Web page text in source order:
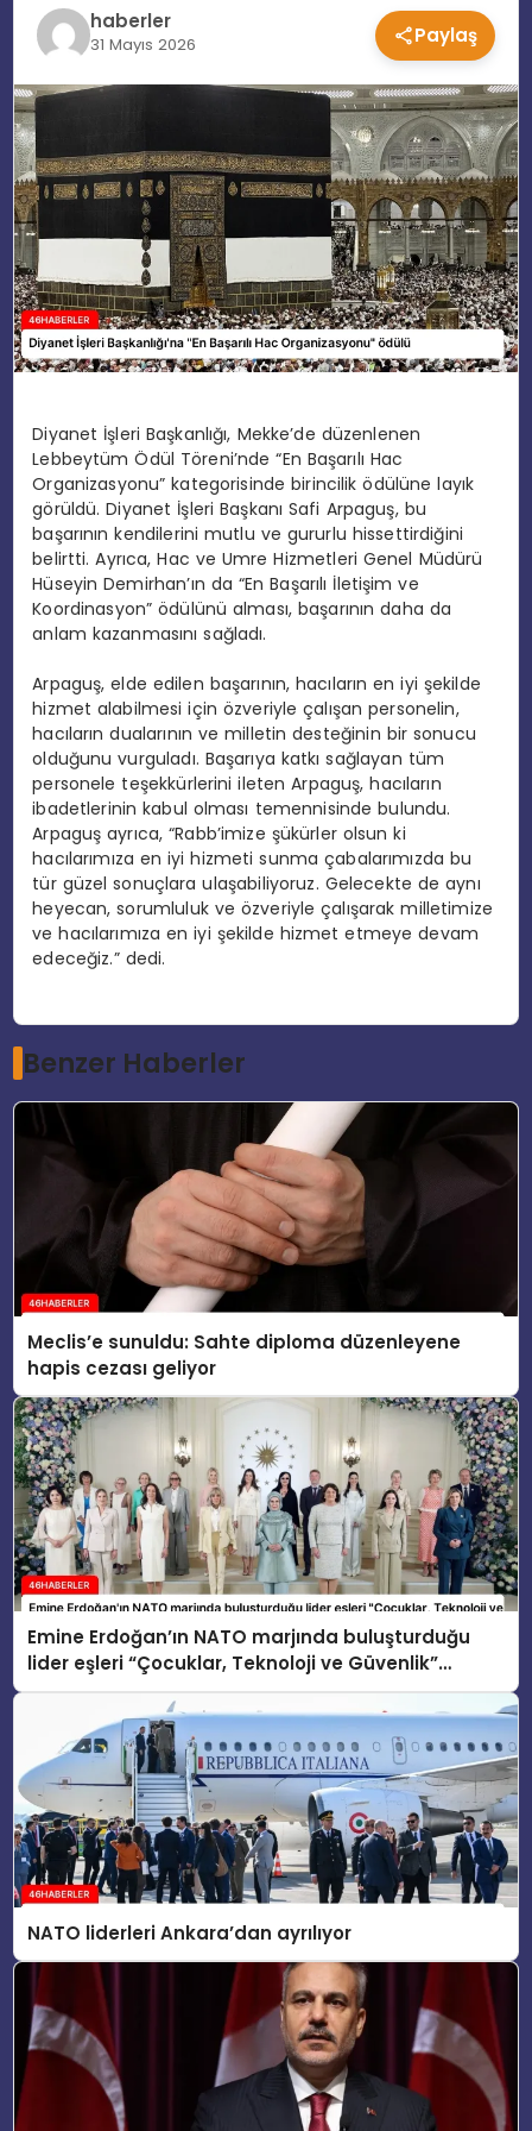
EĞITIM
MAGAZIN
SPOR
YAŞAM
haberler
31 Mayıs 2026 Paylaş
Diyanet İşleri Başkanlığı, Mekke’de düzenlenen
Lebbeytüm Ödül Töreni’nde “En Başarılı Hac
Organizasyonu” kategorisinde birincilik ödülüne layık
görüldü. Diyanet İşleri Başkanı Safi Arpaguş, bu
başarının kendilerini mutlu ve gururlu hissettirdiğini
belirtti. Ayrıca, Hac ve Umre Hizmetleri Genel Müdürü
Hüseyin Demirhan’ın da “En Başarılı İletişim ve
Koordinasyon” ödülünü alması, başarının daha da
anlam kazanmasını sağladı.
Arpaguş, elde edilen başarının, hacıların en iyi şekilde
hizmet alabilmesi için özveriyle çalışan personelin,
hacıların dualarının ve milletin desteğinin bir sonucu
olduğunu vurguladı. Başarıya katkı sağlayan tüm
personele teşekkürlerini ileten Arpaguş, hacıların
ibadetlerinin kabul olması temennisinde bulundu.
Arpaguş ayrıca, “Rabb’imize şükürler olsun ki
hacılarımıza en iyi hizmeti sunma çabalarımızda bu
tür güzel sonuçlara ulaşabiliyoruz. Gelecekte de aynı
heyecan, sorumluluk ve özveriyle çalışarak milletimize
ve hacılarımıza en iyi şekilde hizmet etmeye devam
edeceğiz.” dedi.
Benzer Haberler
Meclis’e sunuldu: Sahte diploma düzenleyene
hapis cezası geliyor
Emine Erdoğan’ın NATO marjında buluşturduğu
lider eşleri “Çocuklar, Teknoloji ve Güvenlik”
konusunu ele aldı
NATO liderleri Ankara’dan ayrılıyor